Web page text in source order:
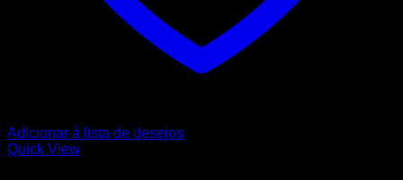
Adicionar á lista de desejos
Quick View